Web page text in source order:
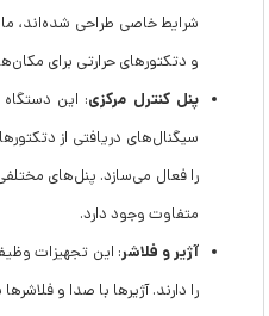
شرایط خاصی طراحی شده‌اند،
و دتکتورهای حرارتی برای
پنل کنترل مرکزی: این دستگاه
سیگنال‌های دریافتی از
را فعال می‌سازد. پنل‌های
متفاوت وجود دارد.
آژیر و فلاشر: این تجهیزات
را دارند. آژیرها با صدا و